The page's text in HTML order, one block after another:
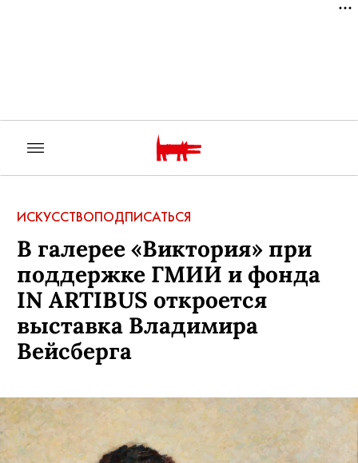
ИСКУССТВОПОДПИСАТЬСЯ
В галерее «Виктория» при
поддержке ГМИИ и фонда
IN ARTIBUS откроется
выставка Владимира
Вейсберга